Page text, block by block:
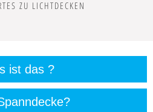
ZU LICHTDECKEN
ist das ?